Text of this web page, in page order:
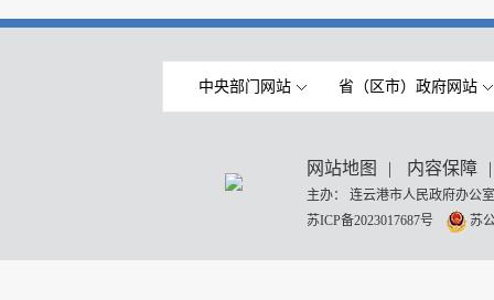
中央部门网站 省（区市）政府网站
网站地图 | 内容保障 |
主办： 连云港市人民政府办
苏ICP备2023017687号
苏